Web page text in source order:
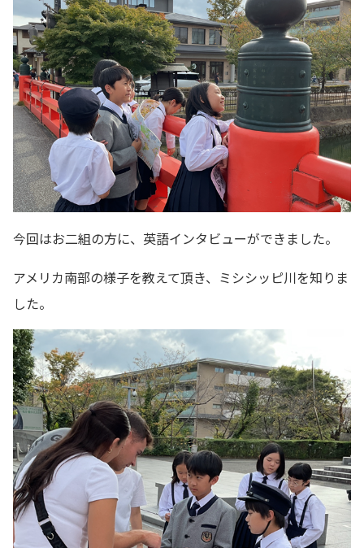
今回はお二組の方に、英語インタビューができました。
アメリカ南部の様子を教えて頂き、ミシシッピ川を知りま
した。